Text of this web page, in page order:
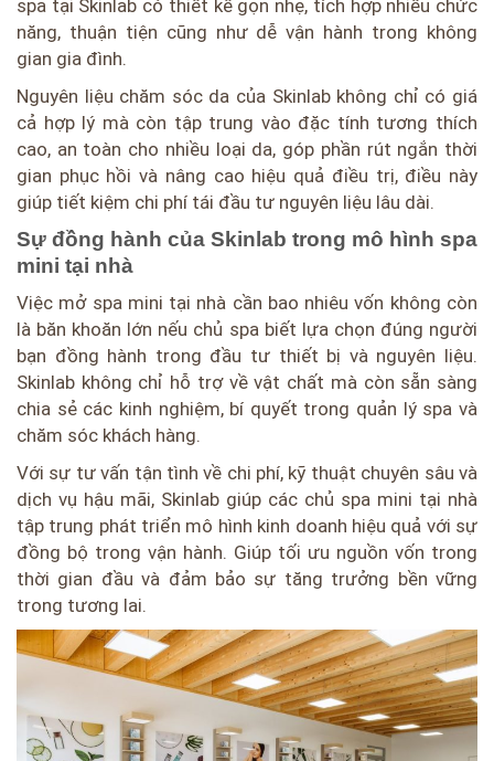
spa tại Skinlab có thiết kế gọn nhẹ, tích hợp nhiều chức
năng, thuận tiện cũng như dễ vận hành trong không
gian gia đình.
Nguyên liệu chăm sóc da của Skinlab không chỉ có giá
cả hợp lý mà còn tập trung vào đặc tính tương thích
cao, an toàn cho nhiều loại da, góp phần rút ngắn thời
gian phục hồi và nâng cao hiệu quả điều trị, điều này
giúp tiết kiệm chi phí tái đầu tư nguyên liệu lâu dài.
Sự đồng hành của Skinlab trong mô hình spa
mini tại nhà
Việc mở spa mini tại nhà cần bao nhiêu vốn không còn
là băn khoăn lớn nếu chủ spa biết lựa chọn đúng người
bạn đồng hành trong đầu tư thiết bị và nguyên liệu.
Skinlab không chỉ hỗ trợ về vật chất mà còn sẵn sàng
chia sẻ các kinh nghiệm, bí quyết trong quản lý spa và
chăm sóc khách hàng.
Với sự tư vấn tận tình về chi phí, kỹ thuật chuyên sâu và
dịch vụ hậu mãi, Skinlab giúp các chủ spa mini tại nhà
tập trung phát triển mô hình kinh doanh hiệu quả với sự
đồng bộ trong vận hành. Giúp tối ưu nguồn vốn trong
thời gian đầu và đảm bảo sự tăng trưởng bền vững
trong tương lai.